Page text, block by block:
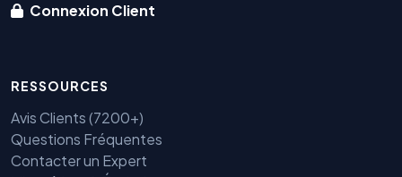
Connexion Client
RESSOURCES
Avis Clients (7200+)
Questions Fréquentes
Contacter un Expert